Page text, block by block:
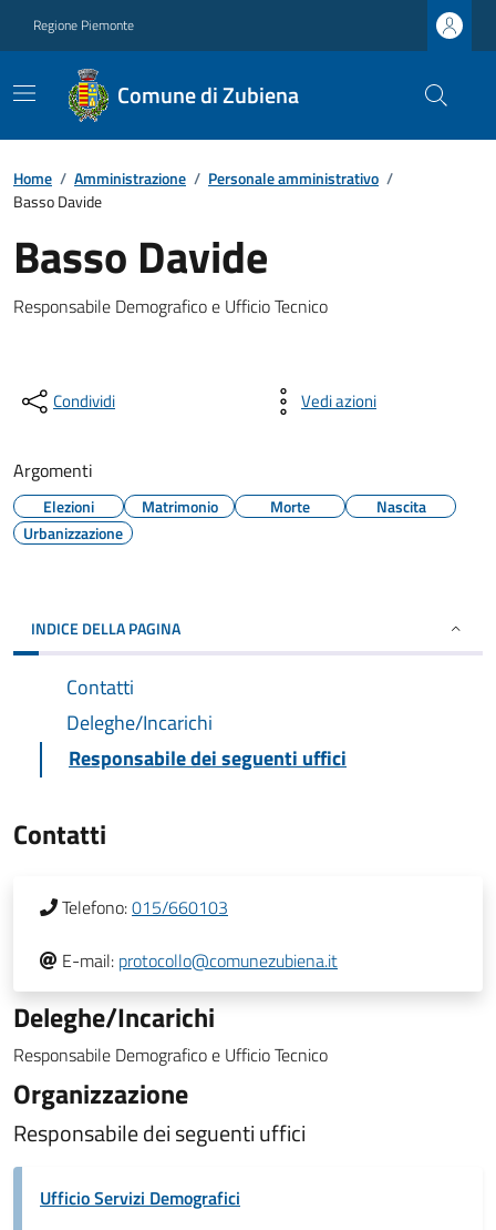
Regione Piemonte
Comune di Zubiena
Home / Amministrazione / Personale amministrativo /
Basso Davide
Basso Davide
Responsabile Demografico e Ufficio Tecnico
Condividi Vedi azioni
Argomenti
Elezioni Matrimonio Morte
Nascita
Urbanizzazione
INDICE DELLA PAGINA
Contatti
Deleghe/Incarichi
Responsabile dei seguenti uffici
Contatti
Telefono:015/660103
E-mail: protocollo@comunezubiena.it
Deleghe/Incarichi
Responsabile Demografico e Ufficio Tecnico
Organizzazione
Responsabile dei seguenti uffici
Ufficio Servizi Demografici